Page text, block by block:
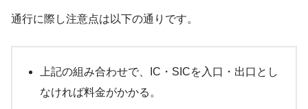
通行に際し注意点は以下の通りです。
上記の組み合わせで、IC・SICを入口・出口とし
なければ料金がかかる。